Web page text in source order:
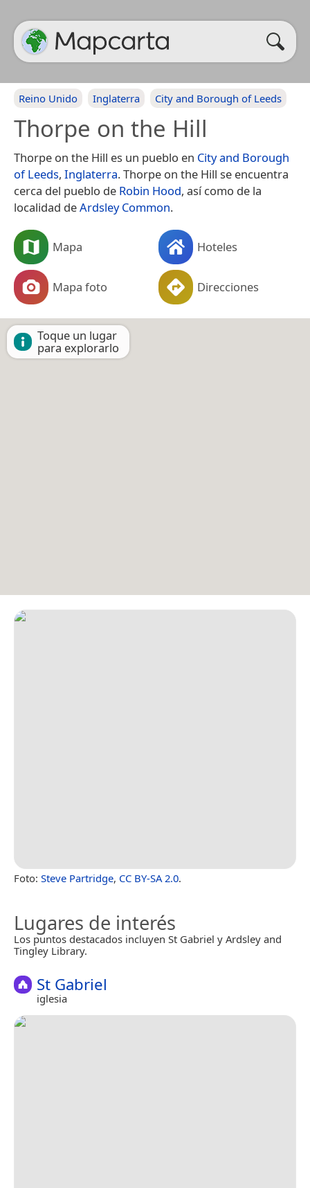
Reino Unido Inglaterra City and Borough of Leeds
Thorpe on the Hill
Thorpe on the Hill es un pueblo en City and Borough
of Leeds, Inglaterra. Thorpe on the Hill se encuentra
cerca del pueblo de Robin Hood, así como de la
localidad deArdsley Common.
Mapa Hoteles
Mapa foto Direcciones
Toque un lugar
para explorarlo
Foto: Steve Partridge, CC BY-SA 2.0.
Lugares de interés
Los puntos destacados incluyen St Gabriel y Ardsley and
Tingley Library.
St Gabriel
iglesia